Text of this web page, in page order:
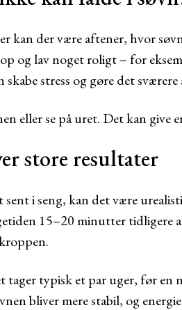
kan der være aftener, hvor
og lav noget roligt – for
stress og gøre det
eller se på uret. Det kan give
store resultater
sent i seng, kan det være
15–20 minutter tidligere
tager typisk et par uger, før
bliver mere stabil, og